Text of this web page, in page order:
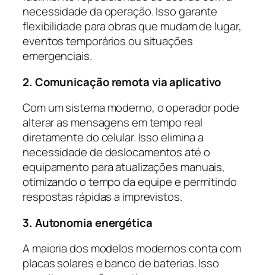
necessidade da operação. Isso garante
flexibilidade para obras que mudam de lugar,
eventos temporários ou situações
emergenciais.
2. Comunicação remota via aplicativo
Com um sistema moderno, o operador pode
alterar as mensagens em tempo real
diretamente do celular. Isso elimina a
necessidade de deslocamentos até o
equipamento para atualizações manuais,
otimizando o tempo da equipe e permitindo
respostas rápidas a imprevistos.
3. Autonomia energética
A maioria dos modelos modernos conta com
placas solares e banco de baterias. Isso